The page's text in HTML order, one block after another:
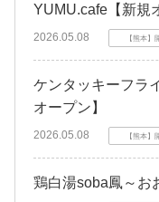
YUMU.cafe【新規
2026.05.08 【熊本】
ケンタッキーフラ
オープン】
2026.05.08 【熊本】
鶏白湯soba鳳～お